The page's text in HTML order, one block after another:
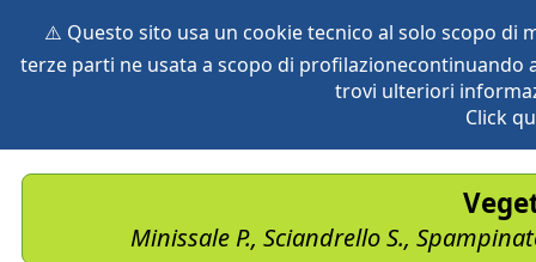
⚠️ Questo sito usa un cookie tecnico al solo scopo di
terze parti ne usata a scopo di
trovi ulteriori
Click
vegetation global db
Minissale P., Sciandrello S.,